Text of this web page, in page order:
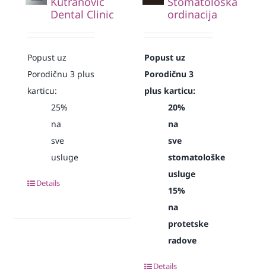
Dental Clinic
Popust uz
Porodičnu 3 plus
karticu:
25%
na
sve
usluge
Details
ordinacija
Popust uz
Porodičnu 3
plus karticu:
20%
na
sve
stomatološke
usluge
15%
na
protetske
radove
Details